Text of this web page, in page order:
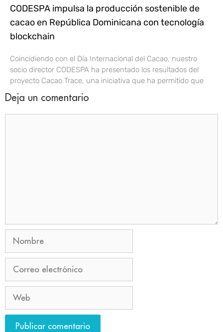
CODESPA impulsa la producción sostenible de
cacao en República Dominicana con tecnología
blockchain
Coincidiendo con el Día Internacional del Cacao, nuestro
socio director CODESPA ha presentado los resultados del
proyecto Cacao Trace, una iniciativa que ha permitido que
Deja un comentario